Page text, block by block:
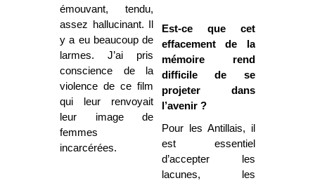
émouvant, tendu,
assez hallucinant. Il
y a eu beaucoup de
larmes. J’ai pris
conscience de la
violence de ce film
qui leur renvoyait
leur image de
femmes
incarcérées.
Est-ce que cet
effacement de la
mémoire rend
difficile de se
projeter dans
l’avenir ?
Pour les Antillais, il
est essentiel
d’accepter les
lacunes, les